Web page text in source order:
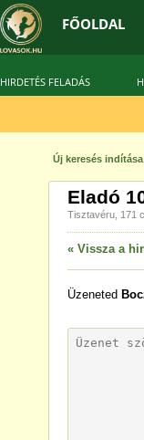
FŐOLDAL
HIRDETÉS FELADÁS
Új keresés indítása
Eladó
Tisztavéru, 171
« Vissza a
Üzeneted